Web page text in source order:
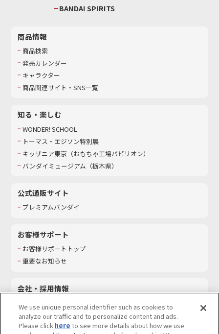
BANDAI SPIRITS
商品情報
商品検索
発売カレンダー
キャラクター
商品関連サイト・SNS一覧
知る・楽しむ
WONDER! SCHOOL
トーマス・エジソン特別展
キッザニア東京（おもちゃ工場パビリオン）​
バンダイミュージアム（栃木県）
公式通販サイト
プレミアムバンダイ
お客様サポート
お客様サポートトップ
重要なお知らせ
会社・採用情報
採用情報
サステナビリティ
We use unique personal identifier such as cookies to
analyze our traffic and to personalize content and ads.
Please click here to see more details about how we use